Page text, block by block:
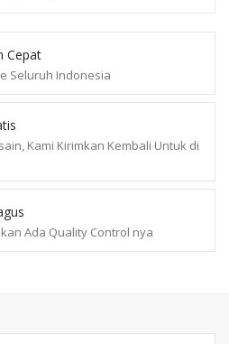
Cepat
Seluruh Indonesia
Kami Kirimkan Kembali Untuk di
Ada Quality Control nya